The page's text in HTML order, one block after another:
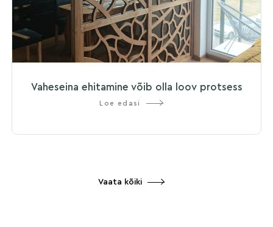
Vaheseina ehitamine võib olla loov protsess
Loe edasi
Vaata kõiki